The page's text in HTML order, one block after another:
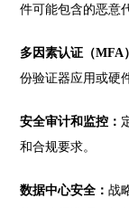
件可能包含的恶意
多因素认证（MFA
份验证器应用或硬
安全审计和监控：
和合规要求。
数据中心安全：战